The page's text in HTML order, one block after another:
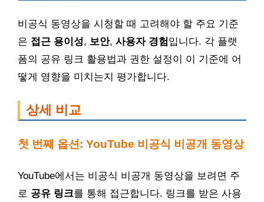
비공식 동영상을 시청할 때 고려해야 할 주요 기준
은 접근 용이성, 보안, 사용자 경험입니다. 각 플랫
폼의 공유 링크 활용법과 권한 설정이 이 기준에 어
떻게 영향을 미치는지 평가합니다.
상세 비교
첫 번째 옵션: YouTube 비공식 비공개 동영상
YouTube에서는 비공식 비공개 동영상을 보려면 주
로 공유 링크를 통해 접근합니다. 링크를 받은 사용